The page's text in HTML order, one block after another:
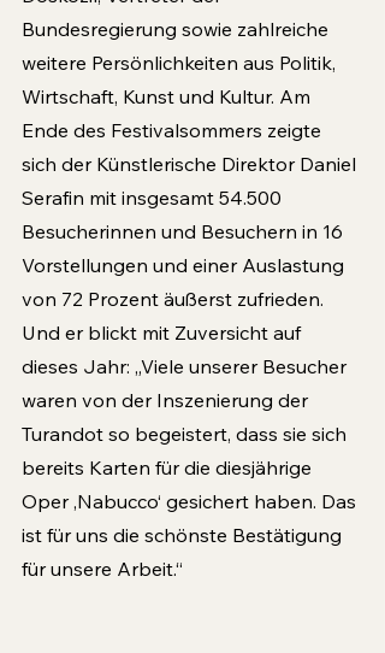
Bundesregierung sowie zahlreiche
weitere Persönlichkeiten aus Politik,
Wirtschaft, Kunst und Kultur. Am
Ende des Festivalsommers zeigte
sich der Künstlerische Direktor Daniel
Serafin mit insgesamt 54.500
Besucherinnen und Besuchern in 16
Vorstellungen und einer Auslastung
von 72 Prozent äußerst zufrieden.
Und er blickt mit Zuversicht auf
dieses Jahr: „Viele unserer Besucher
waren von der Inszenierung der
Turandot so begeistert, dass sie sich
bereits Karten für die diesjährige
Oper ‚Nabucco‘ gesichert haben. Das
ist für uns die schönste Bestätigung
für unsere Arbeit.“